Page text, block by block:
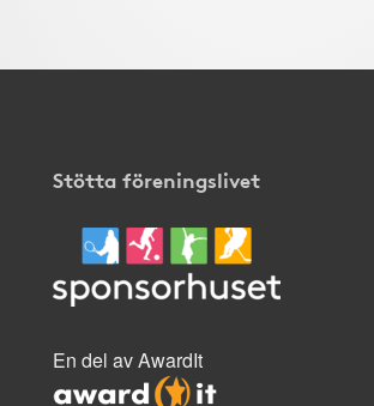
Stötta föreningslivet
En del av AwardIt